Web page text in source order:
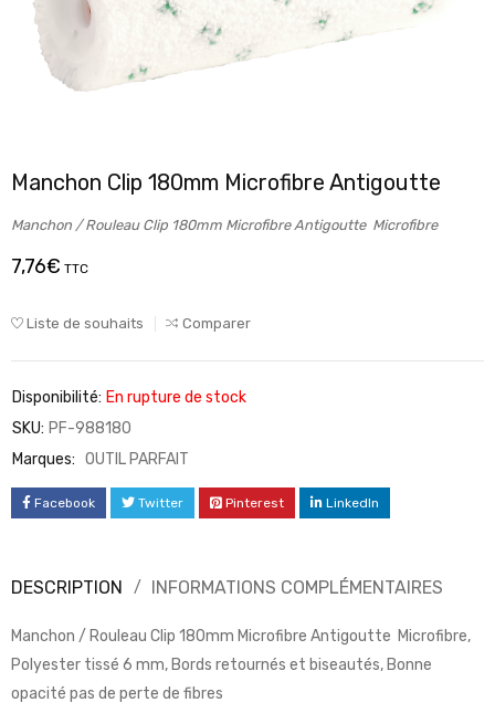
Manchon Clip 180mm Microfibre Antigoutte
Manchon / Rouleau Clip 180mm Microfibre Antigoutte Microfibre
7,76€ TTC
Liste de souhaits Comparer
Disponibilité: En rupture de stock
SKU: PF-988180
Marques: OUTIL PARFAIT
Facebook Twitter Pinterest LinkedIn
DESCRIPTION INFORMATIONS COMPLÉMENTAIRES
Manchon / Rouleau Clip 180mm Microfibre Antigoutte Microfibre,
Polyester tissé 6 mm, Bords retournés et biseautés, Bonne
opacité pas de perte de fibres